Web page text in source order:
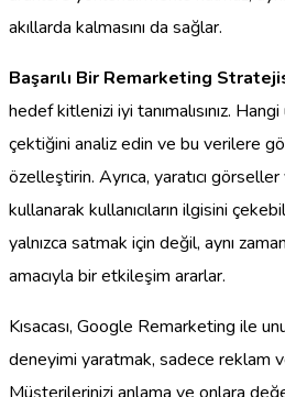
akıllarda kalmasını da sağlar.
Başarılı Bir Remarketing
hedef kitlenizi iyi tanımalısınız.
çektiğini analiz edin ve bu verilere
özelleştirin. Ayrıca, yaratıcı
kullanarak kullanıcıların ilgisini
yalnızca satmak için değil, aynı
amacıyla bir etkileşim ararlar.
Kısacası, Google Remarketing ile
deneyimi yaratmak, sadece reklam